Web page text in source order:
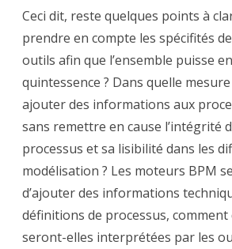
Ceci dit, reste quelques points à
prendre en compte les spécifités
outils afin que l’ensemble puisse
quintessence ? Dans quelle
ajouter des informations aux
sans remettre en cause l’intégrité
processus et sa lisibilité dans les
modélisation ? Les moteurs BPM
d’ajouter des informations
définitions de processus,
seront-elles interprétées par les